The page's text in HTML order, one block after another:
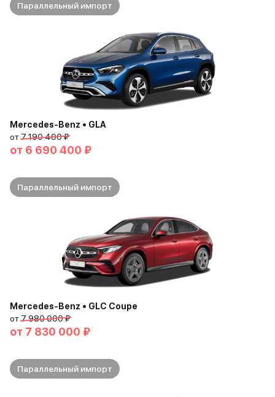
Параллельный импорт
Mercedes-Benz • GLA
от7 190 400 ₽
от 6 690 400 ₽
Параллельный импорт
Mercedes-Benz • GLC Coupe
от7 980 000 ₽
от 7 830 000 ₽
Параллельный импорт